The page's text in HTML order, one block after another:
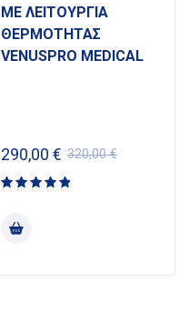
ΜΕ ΛΕΙΤΟΥΡΓΙΑ
ΘΕΡΜΟΤΗΤΑΣ
VENUSPRO MEDICAL
320,00€
290,00 €
5.00
of 5